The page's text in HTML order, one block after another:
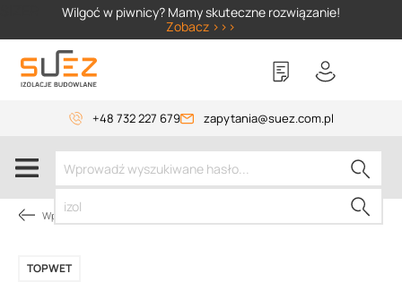
Wilgoć w piwnicy? Mamy skuteczne rozwiązanie!
Zobacz >>>
+48 732 227 679 zapytania@suez.com.pl
Wpusty TOPWET
TOPWET